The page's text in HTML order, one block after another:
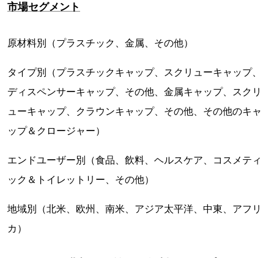
市場セグメント
原材料別（プラスチック、金属、その他）
タイプ別（プラスチックキャップ、スクリューキャップ、
ディスペンサーキャップ、その他、金属キャップ、スクリ
ューキャップ、クラウンキャップ、その他、その他のキャ
ップ＆クロージャー）
エンドユーザー別（食品、飲料、ヘルスケア、コスメティ
ック＆トイレットリー、その他）
地域別（北米、欧州、南米、アジア太平洋、中東、アフリ
カ）